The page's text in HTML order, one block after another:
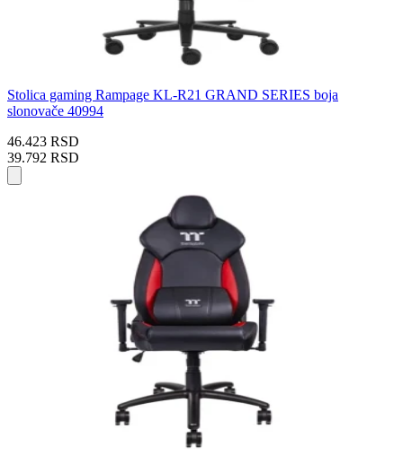
Stolica gaming Rampage KL-R21 GRAND SERIES boja
slonovače 40994
46.423 RSD
39.792 RSD